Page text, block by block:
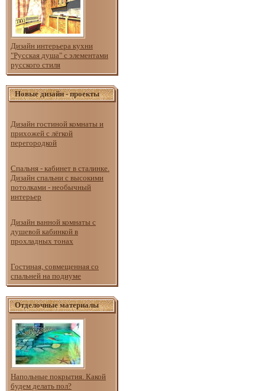
Дизайн интерьера кухни
"Русская душа" с элементами
русского стиля
Новые дизайн - проекты
Дизайн гостиной комнаты и
прихожей с лёгкой
перегородкой
Спальня - кабинет в сталинке.
Дизайн спальни с высокими
потолками - необычный
интерьер
Дизайн ванной комнаты с
душевой кабинкой в
прохладных тонах
Гостиная, совмещенная со
спальней на подиуме
Отделочные материалы
Напольные покрытия. Какой
будем делать пол?